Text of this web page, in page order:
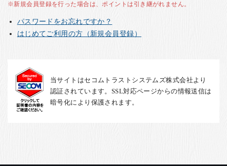
English
※新規会員登録を行った場合は、ポイントは引き継がれません。
パスワードをお忘れですか？
はじめてご利用の方（新規会員登録）
当サイトはセコムトラストシステムズ株式会社より
認証されています。SSL対応ページからの情報送信は
暗号化により保護されます。